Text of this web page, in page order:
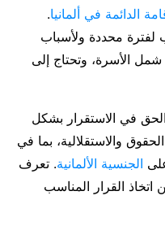
الدائمة في ألمانيا.
لفترة محددة ولأسباب
شمل الأسرة، وتحتاج إلى
في الاستقرار بشكل
والاستقلالية، بما في
الجنسية الألمانية. تعرف
اتخاذ القرار المناسب